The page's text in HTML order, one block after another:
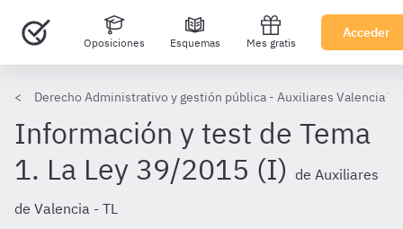
Oposiciones Esquemas Mes gratis
Acceder
Derecho Administrativo y gestión pública - Auxiliares Valencia TL
Información y test de Tema
1. La Ley 39/2015 (I) de Auxiliares
de Valencia - TL